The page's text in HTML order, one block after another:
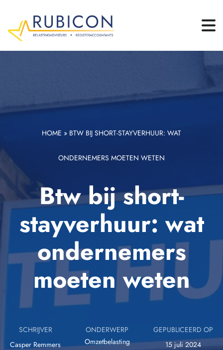
HOME » BTW BIJ SHORT-STAYVERHUUR: WAT
ONDERNEMERS MOETEN WETEN
Btw bij short-
stayverhuur: wat
ondernemers
moeten weten
SCHRIJVER
Casper Remmers
ONDERWERP
Omzetbelasting
GEPUBLICEERD OP
15 juli 2024